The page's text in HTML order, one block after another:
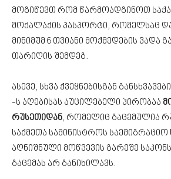
მოგიწევთ რომ წარმოადგინოთ
მოქალაქის პასპორტი, რომელსაც
მინიმუმ 6 თვიანი მოქმედების ვადა
თარიღის შემდეგ.
ასევე, სხვა ქვეყნებისგან
-ს აღებისას აუცილებელი პირობაა
რუსეთიდან, რომელიც გაცემულია
საქმეთა სამინისტროს საემიგრაციო
აღნიშნული მოწვევის გარეშე
გაცემას არ განიხილავს.